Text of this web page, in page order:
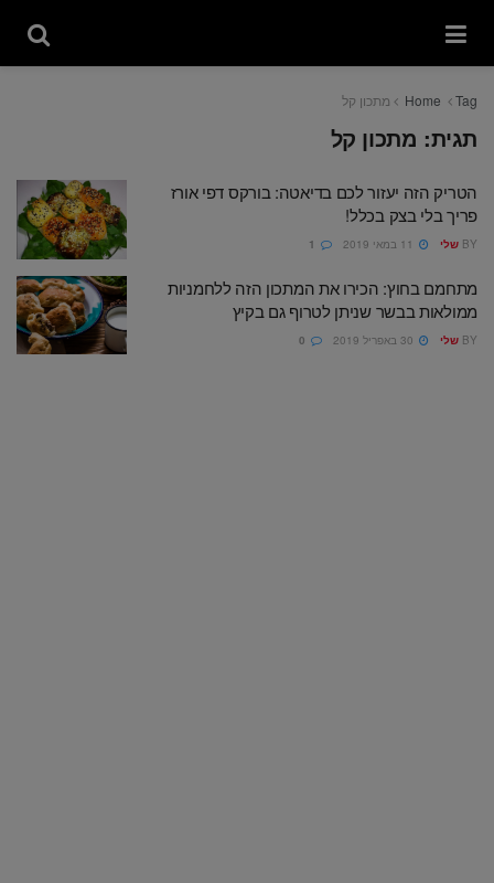
Home Tag מתכון קל
תגית: מתכון קל
הטריק הזה יעזור לכם בדיאטה: בורקס דפי אורז
פריך בלי בצק בכלל!
BY שלי
מתחמם בחוץ: הכירו את המתכון הזה ללחמניות
ממולאות בבשר שניתן לטרוף גם בקיץ
BY שלי